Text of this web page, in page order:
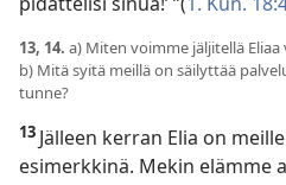
13, 14. a) Miten voimme jäljitellä
b) Mitä syitä meillä on säilyttää
tunne?
13 Jälleen kerran Elia on
esimerkkinä. Mekin elämme